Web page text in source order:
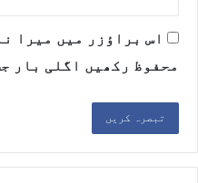
اس براؤزر میں میرا
محفوظ رکھیں اگلی بار